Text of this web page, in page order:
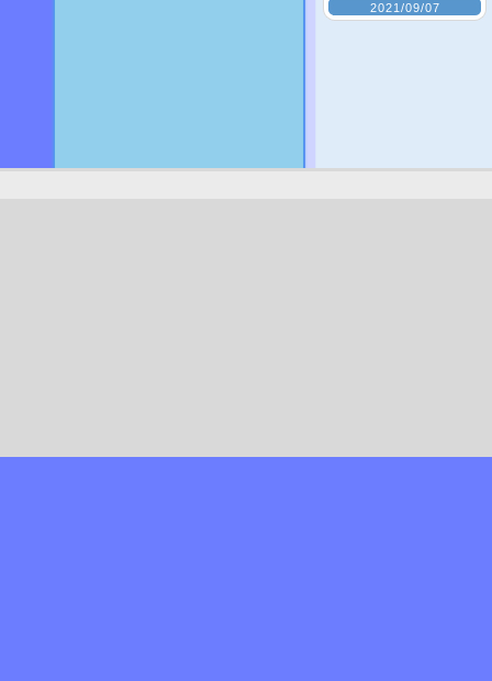
2021/09/07